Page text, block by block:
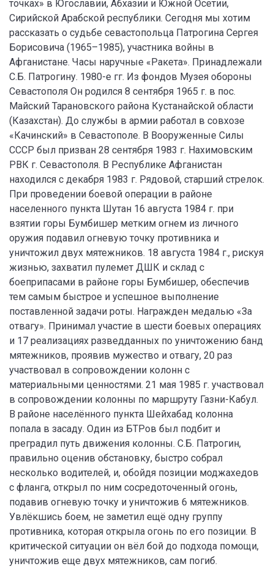
точках» в Югославии, Абхазии и Южной Осетии,
Сирийской Арабской республики. Сегодня мы хотим
рассказать о судьбе севастопольца Патрогина Сергея
Борисовича (1965–1985), участника войны в
Афганистане. Часы наручные «Ракета». Принадлежали
С.Б. Патрогину. 1980-е гг. Из фондов Музея обороны
Севастополя Он родился 8 сентября 1965 г. в пос.
Майский Тарановского района Кустанайской области
(Казахстан). До службы в армии работал в совхозе
«Качинский» в Севастополе. В Вооруженные Силы
СССР был призван 28 сентября 1983 г. Нахимовским
РВК г. Севастополя. В Республике Афганистан
находился с декабря 1983 г. Рядовой, старший стрелок.
При проведении боевой операции в районе
населенного пункта Шутан 16 августа 1984 г. при
взятии горы Бумбишер метким огнем из личного
оружия подавил огневую точку противника и
уничтожил двух мятежников. 18 августа 1984 г., рискуя
жизнью, захватил пулемет ДШК и склад с
боеприпасами в районе горы Бумбишер, обеспечив
тем самым быстрое и успешное выполнение
поставленной задачи роты. Награжден медалью «За
отвагу». Принимал участие в шести боевых операциях
и 17 реализациях разведданных по уничтожению банд
мятежников, проявив мужество и отвагу, 20 раз
участвовал в сопровождении колонн с
материальными ценностями. 21 мая 1985 г. участвовал
в сопровождении колонны по маршруту Газни-Кабул.
В районе населённого пункта Шейхабад колонна
попала в засаду. Один из БТРов был подбит и
преградил путь движения колонны. С.Б. Патрогин,
правильно оценив обстановку, быстро собрал
несколько водителей, и, обойдя позиции моджахедов
с фланга, открыл по ним сосредоточенный огонь,
подавив огневую точку и уничтожив 6 мятежников.
Увлёкшись боем, не заметил ещё одну группу
противника, которая открыла огонь по его позиции. В
критической ситуации он вёл бой до подхода помощи,
уничтожив еще двух мятежников, сам погиб.